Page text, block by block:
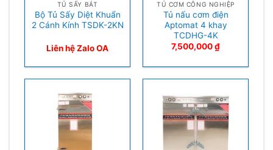
TỦ SẤY BÁT
Bộ Tủ Sấy Diệt Khuẩn
2 Cánh Kính TSDK-2KN
Liên hệ Zalo OA
TỦ CƠM CÔNG NGHIỆP
Tủ nấu cơm điện
Aptomat 4 khay
TCDHG-4K
7,500,000₫